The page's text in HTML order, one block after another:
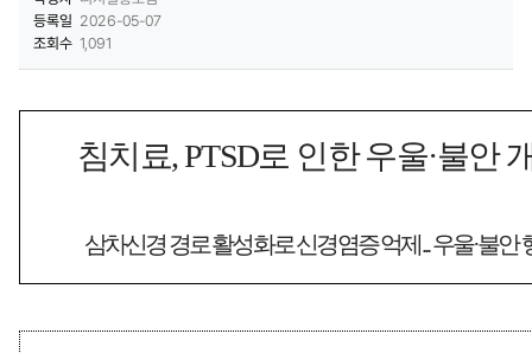
등록일 2026-05-07
조회수 1,091
침치료, PTSD로 인한 우울·불안
삼차신경 경로 활성화로 신경염증 억제 ...우울·불안